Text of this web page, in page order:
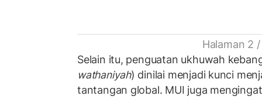
Halaman 2
Selain itu, penguatan ukhuwah
wathaniyah) dinilai menjadi kunci
tantangan global. MUI juga